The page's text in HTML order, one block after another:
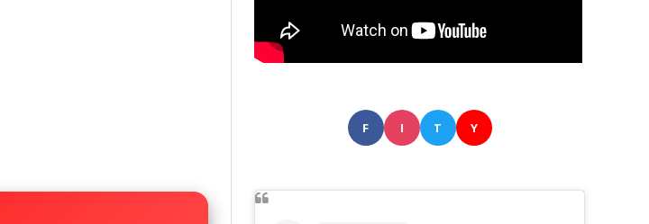
F I T Y